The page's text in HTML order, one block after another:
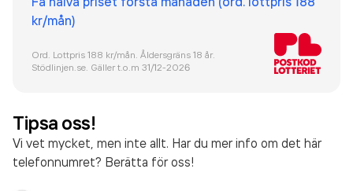
kr/mån)
Ord. Lottpris 188 kr/mån. Åldersgräns 18 år.
Stödlinjen.se. Gäller t.o.m 31/12-2026
Tipsa oss!
Vi vet mycket, men inte allt. Har du mer info om det här
telefonnumret? Berätta för oss!